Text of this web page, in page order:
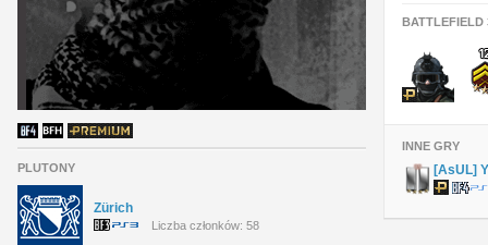
PLUTONY
Zürich
Liczba członków: 58
BATTLEFIELD
INNE GRY
[AsUL]